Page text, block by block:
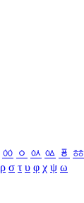
ㆀ ㆁ ㆂ ㆃ ㆄ ㆅ
ρ σ τ υ φ χ ψ ω